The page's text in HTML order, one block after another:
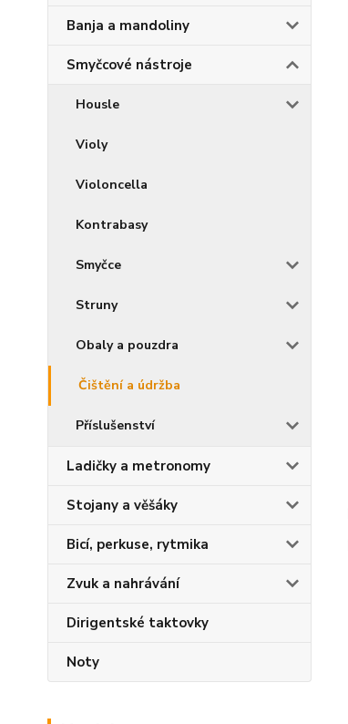
Banja a mandoliny
Smyčcové nástroje
Housle
Violy
Violoncella
Kontrabasy
Smyčce
Struny
Obaly a pouzdra
Čištění a údržba
Příslušenství
Ladičky a metronomy
Stojany a věšáky
Bicí, perkuse, rytmika
Zvuk a nahrávání
Dirigentské taktovky
Noty